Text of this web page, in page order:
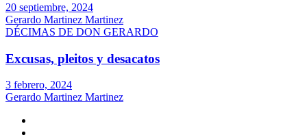
20 septiembre, 2024
Gerardo Martinez Martinez
DÉCIMAS DE DON GERARDO
Excusas, pleitos y desacatos
3 febrero, 2024
Gerardo Martinez Martinez